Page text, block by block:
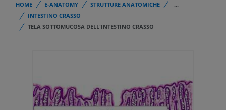
HOME E-ANATOMY STRUTTURE ANATOMICHE
...
INTESTINO CRASSO
TELA SOTTOMUCOSA DELL'INTESTINO CRASSO